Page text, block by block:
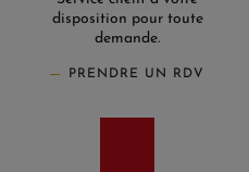
disposition pour toute
demande.
PRENDRE UN RDV